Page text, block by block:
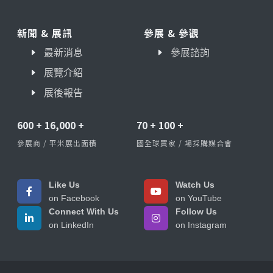
新聞 & 展訊
最新消息
展覽介紹
展後報告
參展 & 參觀
參展諮詢
600 + 16,000 +
參展商 / 平米展出面積
70 + 100 +
國全球買家 / 場採購媒合會
Like Us
on Facebook
Watch Us
on YouTube
Connect With Us
on LinkedIn
Follow Us
on Instagram